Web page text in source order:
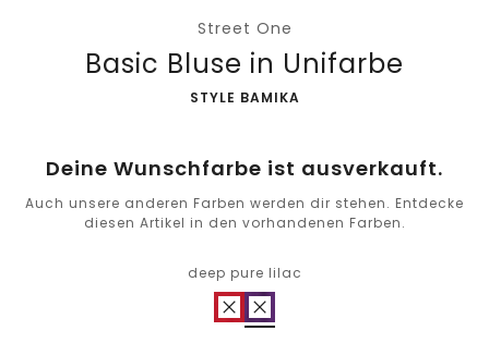
Street One
Basic Bluse in Unifarbe
-
STYLE BAMIKA
Deine Wunschfarbe ist ausverkauft.
Auch unsere anderen Farben werden dir stehen. Entdecke
diesen Artikel in den vorhandenen Farben.
deep pure lilac